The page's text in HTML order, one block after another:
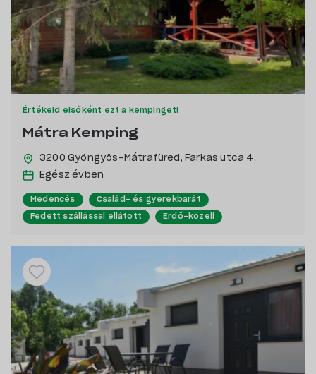
Értékeld elsőként ezt a kempinget!
Mátra Kemping
3200 Gyöngyös-Mátrafüred, Farkas utca 4.
Egész évben
Medencés Család- és gyerekbarát
Fedett szállással ellátott Erdő-közeli